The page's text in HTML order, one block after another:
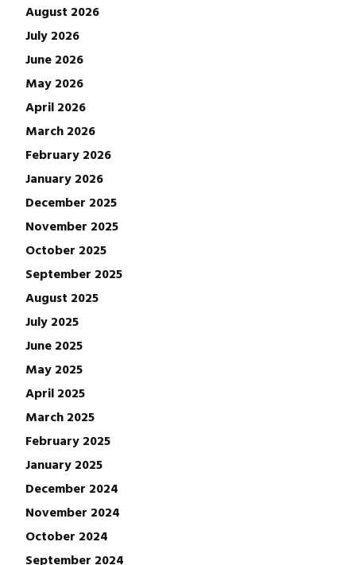
August 2026
July 2026
June 2026
May 2026
April 2026
March 2026
February 2026
January 2026
December 2025
November 2025
October 2025
September 2025
August 2025
July 2025
June 2025
May 2025
April 2025
March 2025
February 2025
January 2025
December 2024
November 2024
October 2024
September 2024